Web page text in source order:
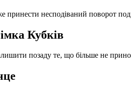
принести несподіваний поворот
Кубків
позаду те, що більше не